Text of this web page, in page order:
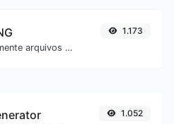
Converta facilmente arquivos de imagem JPG para PNG.
1.173
1.052